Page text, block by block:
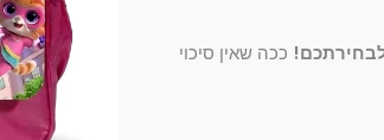
ככה שאין סיכוי